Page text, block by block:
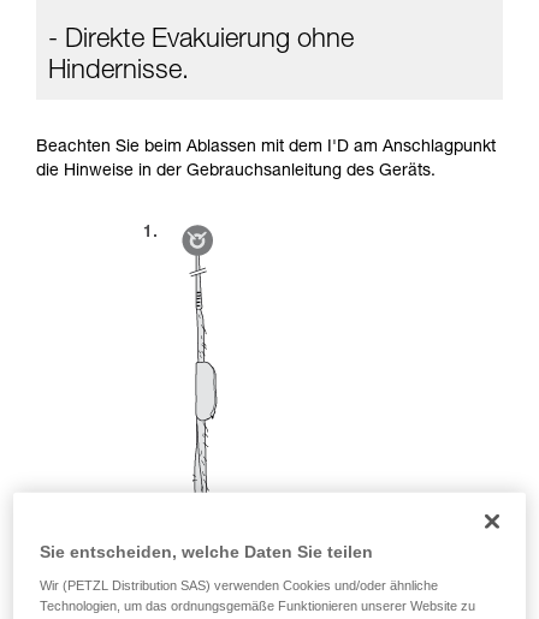
- Direkte Evakuierung ohne
Hindernisse.
Beachten Sie beim Ablassen mit dem I'D am Anschlagpunkt
die Hinweise in der Gebrauchsanleitung des Geräts.
Sie entscheiden, welche Daten Sie teilen
Wir (PETZL Distribution SAS) verwenden Cookies und/oder ähnliche
Technologien, um das ordnungsgemäße Funktionieren unserer Website zu